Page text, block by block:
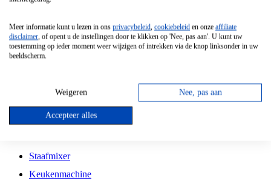
Vrijstaande Magnetron
Vrijstaande Kookplaat
Inbouw Gaskookplaat
Inbouw Keramische Kookplaat
Kookplaat Accessoires
Staafmixer
Keukenmachine
Meer informatie kunt u lezen in ons privacybeleid, cookiebeleid en onze affiliate
disclaimer, of opent u de instellingen door te klikken op 'Nee, pas aan'. U kunt uw
toestemming op ieder moment weer wijzigen of intrekken via de knop linksonder in uw
beeldscherm.
Weigeren Nee, pas aan
Accepteer alles